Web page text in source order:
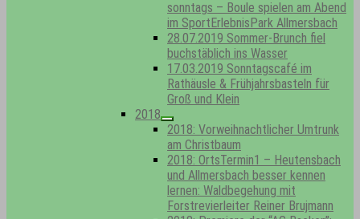
sonntags – Boule spielen am Abend
im SportErlebnisPark Allmersbach
28.07.2019 Sommer-Brunch fiel
buchstäblich ins Wasser
17.03.2019 Sonntagscafé im
Rathäusle & Frühjahrsbasteln für
Groß und Klein
2018
Show
sub
menu
2018: Vorweihnachtlicher Umtrunk
am Christbaum
2018: OrtsTermin1 – Heutensbach
und Allmersbach besser kennen
lernen: Waldbegehung mit
Forstrevierleiter Reiner Brujmann